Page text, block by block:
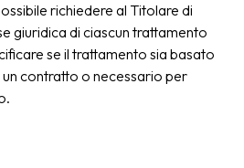
richiedere al Titolare di
giuridica di ciascun trattamento
se il trattamento sia basato
contratto o necessario per